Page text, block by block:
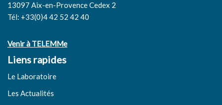
13097 Aix-en-Provence Cedex 2
Tél: +33(0)4 42 52 42 40
Venir à TELEMMe
Liens rapides
Le Laboratoire
Les Actualités